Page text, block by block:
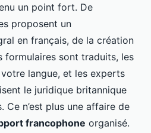
un point fort. De
proposent un
en français, de la création
formulaires sont traduits, les
langue, et les experts
le juridique britannique
n’est plus une affaire de
francophone organisé.